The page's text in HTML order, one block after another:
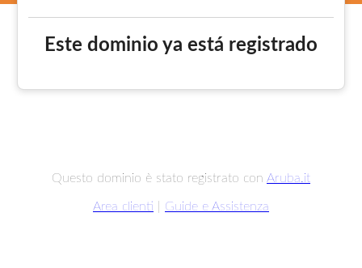
Este dominio ya está registrado
Questo dominio è stato registrato con Aruba.it
Area clienti Guide e Assistenza